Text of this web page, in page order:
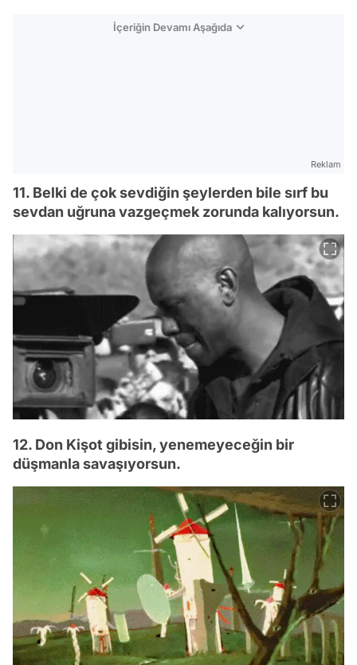
İçeriğin Devamı Aşağıda
Reklam
11. Belki de çok sevdiğin şeylerden bile sırf bu
sevdan uğruna vazgeçmek zorunda kalıyorsun.
12. Don Kişot gibisin, yenemeyeceğin bir
düşmanla savaşıyorsun.